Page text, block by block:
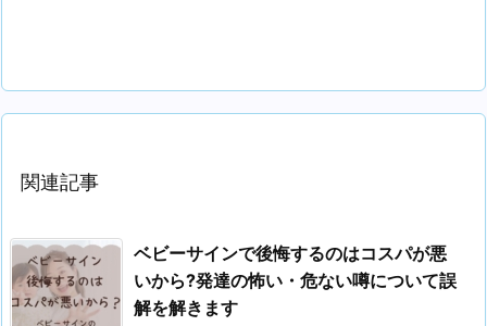
関連記事
ベビーサインで後悔するのはコスパが悪
いから?発達の怖い・危ない噂について誤
解を解きます